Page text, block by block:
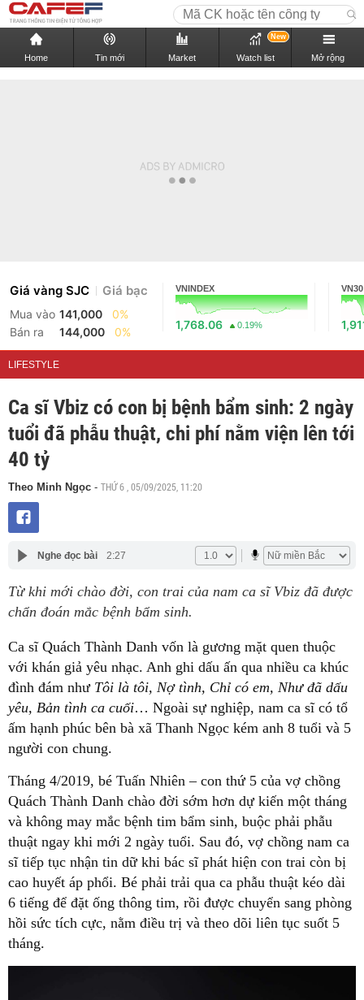
Home Tin mới Market Watch list
New
Mở rộng
Giá vàng SJC Giá bạc
Mua vào 141,000
0%
Bán ra
144,000 0%
VNINDEX
1,768.06 0.19%
VN30
LIFESTYLE
Ca sĩ Vbiz có con bị bệnh bẩm sinh: 2 ngày
tuổi đã phẫu thuật, chi phí nằm viện lên tới
40 tỷ
Theo Minh Ngọc - THỨ 6 , 05/09/2025, 11:20
Nghe đọc bài 2:27
Từ khi mới chào đời, con trai của nam ca sĩ Vbiz đã được
chẩn đoán mắc bệnh bẩm sinh.
Ca sĩ Quách Thành Danh vốn là gương mặt quen thuộc
với khán giả yêu nhạc. Anh ghi dấu ấn qua nhiều ca khúc
đình đám như Tôi là tôi, Nợ tình, Chỉ có em, Như đã dấu
yêu, Bản tình ca cuối… Ngoài sự nghiệp, nam ca sĩ có tổ
ấm hạnh phúc bên bà xã Thanh Ngọc kém anh 8 tuổi và 5
người con chung.
Tháng 4/2019, bé Tuấn Nhiên – con thứ 5 của vợ chồng
Quách Thành Danh chào đời sớm hơn dự kiến một tháng
và không may mắc bệnh tim bẩm sinh, buộc phải phẫu
thuật ngay khi mới 2 ngày tuổi. Sau đó, vợ chồng nam ca
sĩ tiếp tục nhận tin dữ khi bác sĩ phát hiện con trai còn bị
cao huyết áp phổi. Bé phải trải qua ca phẫu thuật kéo dài
6 tiếng để đặt ống thông tim, rồi được chuyển sang phòng
hồi sức tích cực, nằm điều trị và theo dõi liên tục suốt 5
tháng.